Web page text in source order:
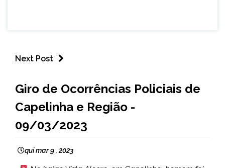
Next Post
MINAS
GERAIS
NOTÍCIAS
Giro de Ocorrências Policiais de
Capelinha e Região -
09/03/2023
qui mar 9 , 2023